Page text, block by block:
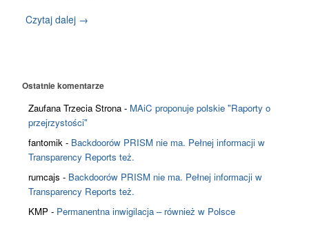
Czytaj dalej →
Ostatnie komentarze
Zaufana Trzecia Strona - MAiC proponuje polskie "Raporty o
przejrzystości"
fantomik - Backdoorów PRISM nie ma. Pełnej informacji w
Transparency Reports też.
rumcajs - Backdoorów PRISM nie ma. Pełnej informacji w
Transparency Reports też.
KMP - Permanentna inwigilacja – również w Polsce